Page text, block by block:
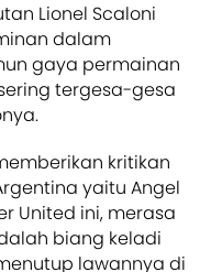
Lionel Scaloni
dalam
gaya permainan
tergesa-gesa
kritikan
yaitu Angel
United ini, merasa
biang keladi
lawannya di